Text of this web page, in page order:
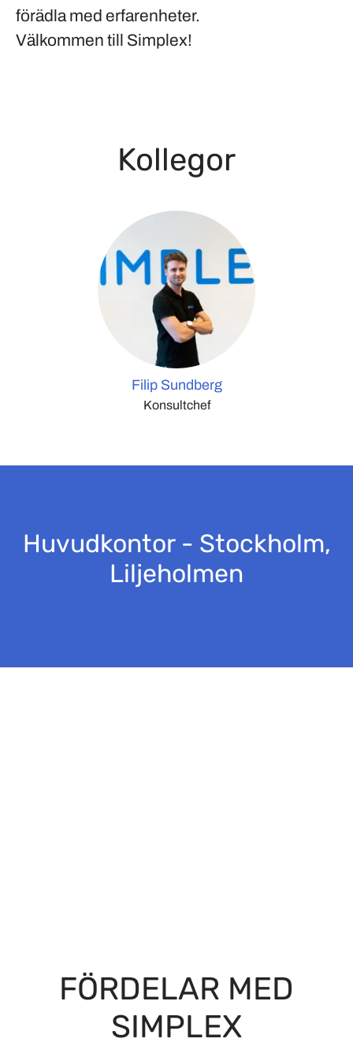
förädla med erfarenheter.
Välkommen till Simplex!
Kollegor
Filip Sundberg
Konsultchef
Huvudkontor - Stockholm,
Liljeholmen
FÖRDELAR MED
SIMPLEX